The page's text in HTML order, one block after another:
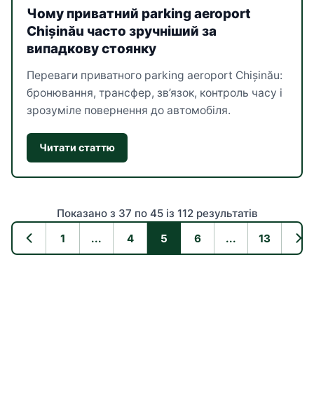
Чому приватний parking aeroport
Chișinău часто зручніший за
випадкову стоянку
Переваги приватного parking aeroport Chișinău:
бронювання, трансфер, зв’язок, контроль часу і
зрозуміле повернення до автомобіля.
Читати статтю
Показано з 37 по 45 із 112 результатів
1
... 4 5 6 ... 13